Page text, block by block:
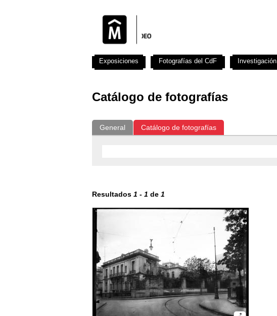
Catálogo de fotografías
General Catálogo de fotografías
Resultados 1 - 1 de 1
Exposiciones Fotografías del CdF Investigación